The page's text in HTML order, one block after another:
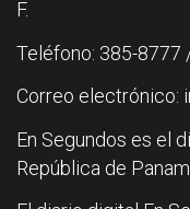
F.
Teléfono: 385-8777
Correo electrónico:
En Segundos es el
República de